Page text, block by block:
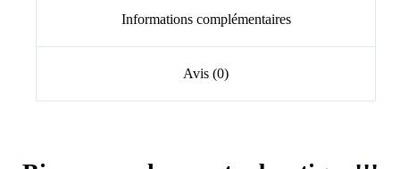
Informations complémentaires
Avis (0)